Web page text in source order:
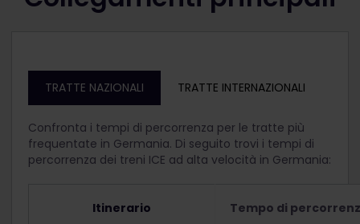
TRATTE NAZIONALI TRATTE INTERNAZIONALI
Confronta i tempi di percorrenza per le tratte più
frequentate in Germania. Di seguito trovi i tempi di
percorrenza dei treni ICE ad alta velocità in Germania:
Itinerario Tempo di